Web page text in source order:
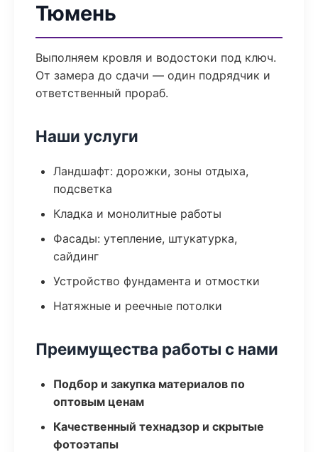
Тюмень
Выполняем кровля и водостоки под ключ.
От замера до сдачи — один подрядчик и
ответственный прораб.
Наши услуги
Ландшафт: дорожки, зоны отдыха,
подсветка
Кладка и монолитные работы
Фасады: утепление, штукатурка,
сайдинг
Устройство фундамента и отмостки
Натяжные и реечные потолки
Преимущества работы с нами
Подбор и закупка материалов по
оптовым ценам
Качественный технадзор и скрытые
фотоэтапы